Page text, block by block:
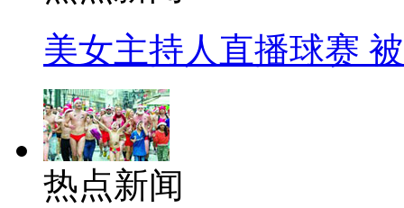
美女主持人直播球赛
热点新闻